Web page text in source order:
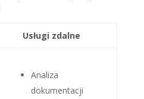
Usługi zdalne
Analiza
dokumentacji